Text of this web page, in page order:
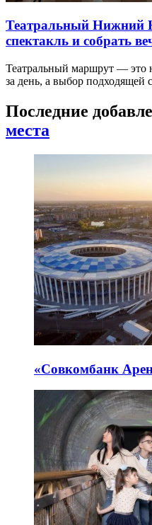
Театральный Нижний
спектакль и собрать
Театральный маршрут — это
за день, а выбор
Последние
места
«Совкомбанк